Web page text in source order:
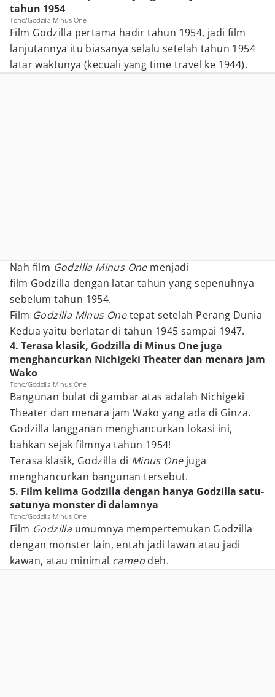
tahun 1954
Toho/Godzilla Minus One
Film Godzilla pertama hadir tahun 1954, jadi film
lanjutannya itu biasanya selalu setelah tahun 1954
latar waktunya (kecuali yang time travel ke 1944).
Nah film Godzilla Minus Onemenjadi
film Godzilla dengan latar tahun yang sepenuhnya
sebelum tahun 1954.
Film Godzilla Minus Onetepat setelah Perang Dunia
Kedua yaitu berlatar di tahun 1945 sampai 1947.
4. Terasa klasik, Godzilla di Minus One juga
menghancurkan Nichigeki Theater dan menara jam
Wako
Toho/Godzilla Minus One
Bangunan bulat di gambar atas adalah Nichigeki
Theater dan menara jam Wako yang ada di Ginza.
Godzilla langganan menghancurkan lokasi ini,
bahkan sejak filmnya tahun 1954!
Terasa klasik, Godzilla di Minus One juga
menghancurkan bangunan tersebut.
5. Film kelima Godzilla dengan hanya Godzilla satu-
satunya monster di dalamnya
Toho/Godzilla Minus One
Film Godzilla umumnya mempertemukan Godzilla
dengan monster lain, entah jadi lawan atau jadi
kawan, atau minimal cameo deh.